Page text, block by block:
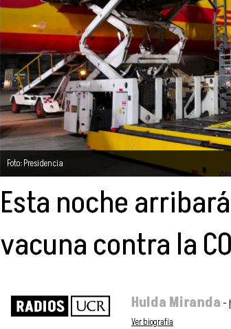
Foto: Presidencia
Esta noche
vacuna contra la
Hulda Miranda -
Ver biografía